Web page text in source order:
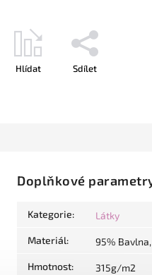
Hlídat Sdílet
Doplňkové
Kategorie: Látky
Materiál: 95% Bavlna,
Hmotnost: 315g/m2